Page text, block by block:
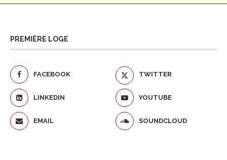
PREMIÈRE LOGE
FACEBOOK TWITTER
LINKEDIN YOUTUBE
EMAIL SOUNDCLOUD